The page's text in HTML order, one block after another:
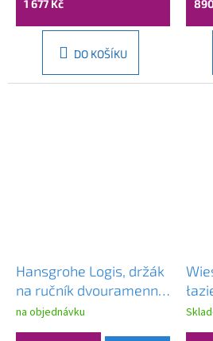
1 677 Kč
DO KOŠÍKU
Hansgrohe Logis, držák
na ručník dvouramenný,
kartáčovaný nikl, HAN-
40512820
na objednávku
-